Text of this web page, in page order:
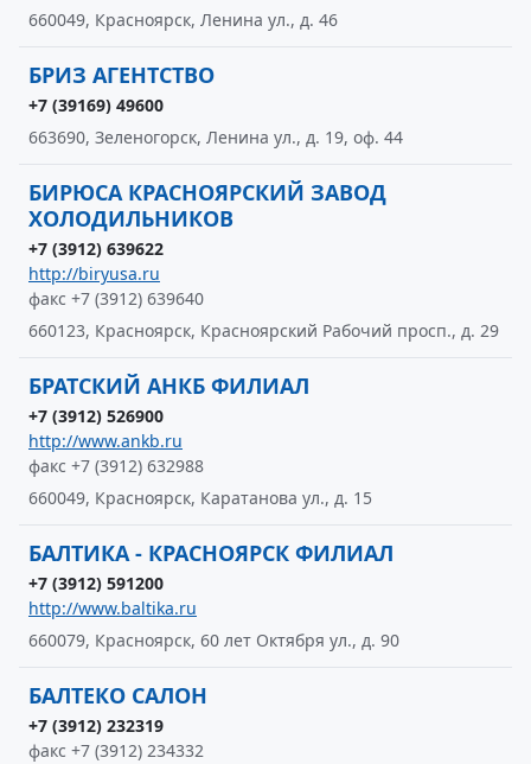
660049, Красноярск, Ленина ул., д. 46
БРИЗ АГЕНТСТВО
+7 (39169) 49600
663690, Зеленогорск, Ленина ул., д. 19, оф. 44
БИРЮСА КРАСНОЯРСКИЙ ЗАВОД
ХОЛОДИЛЬНИКОВ
+7 (3912) 639622
http://biryusa.ru
факс +7 (3912) 639640
660123, Красноярск, Красноярский Рабочий просп., д. 29
БРАТСКИЙ АНКБ ФИЛИАЛ
+7 (3912) 526900
http://www.ankb.ru
факс +7 (3912) 632988
660049, Красноярск, Каратанова ул., д. 15
БАЛТИКА - КРАСНОЯРСК ФИЛИАЛ
+7 (3912) 591200
http://www.baltika.ru
660079, Красноярск, 60 лет Октября ул., д. 90
БАЛТЕКО САЛОН
+7 (3912) 232319
факс +7 (3912) 234332